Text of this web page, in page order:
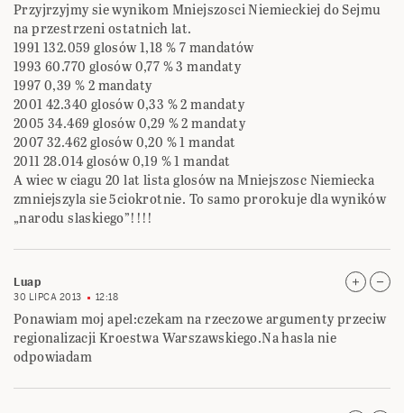
Przyjrzyjmy sie wynikom Mniejszosci Niemieckiej do Sejmu
na przestrzeni ostatnich lat.
1991 132.059 glosów 1,18 % 7 mandatów
1993 60.770 glosów 0,77 % 3 mandaty
1997 0,39 % 2 mandaty
2001 42.340 glosów 0,33 % 2 mandaty
2005 34.469 glosów 0,29 % 2 mandaty
2007 32.462 glosów 0,20 % 1 mandat
2011 28.014 glosów 0,19 % 1 mandat
A wiec w ciagu 20 lat lista glosów na Mniejszosc Niemiecka
zmniejszyla sie 5ciokrotnie. To samo prorokuje dla wyników
„narodu slaskiego”!!!!
Luap
30 LIPCA 2013 12:18
Ponawiam moj apel:czekam na rzeczowe argumenty przeciw
regionalizacji Kroestwa Warszawskiego.Na hasla nie
odpowiadam